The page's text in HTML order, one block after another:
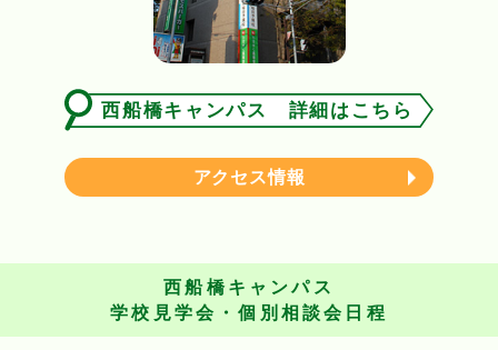
西船橋キャンパス 詳細はこちら
アクセス情報
西船橋キャンパス
学校見学会・個別相談会日程